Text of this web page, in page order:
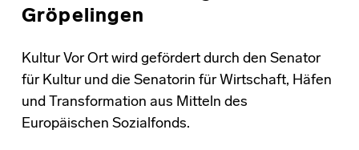
Gröpelingen
Kultur Vor Ort wird gefördert durch den Senator
für Kultur und die Senatorin für Wirtschaft, Häfen
und Transformation aus Mitteln des
Europäischen Sozialfonds.